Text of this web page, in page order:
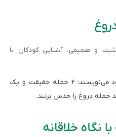
و صمیمی، آشنایی کودکان با
کودکان ۳ جمله درباره خود می‌نویسند: ۲ جمله حقیقت و یک
جمله دروغ را حدس بزنند.
نگاه خلاقانه